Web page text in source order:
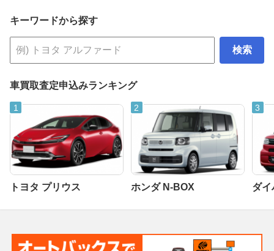
キーワードから探す
検索
車買取査定申込みランキング
トヨタ プリウス ホンダ N-BOX ダイ